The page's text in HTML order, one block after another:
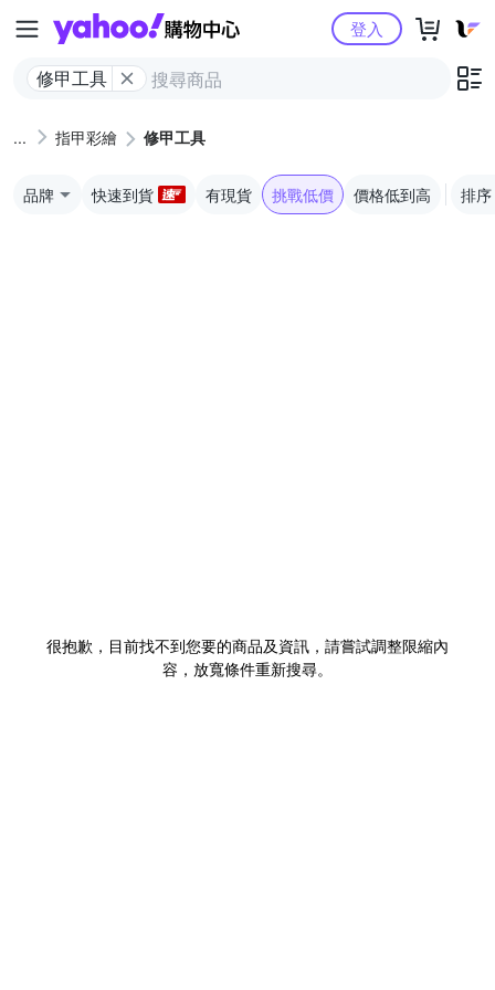
Yahoo購物中心
修甲工具
登入
指甲彩繪 修甲工具
品牌 快速到貨 有現貨 挑戰低價 價格低到高 排序
很抱歉，目前找不到您要的商品及資訊，請嘗試調整限縮內
容，放寬條件重新搜尋。